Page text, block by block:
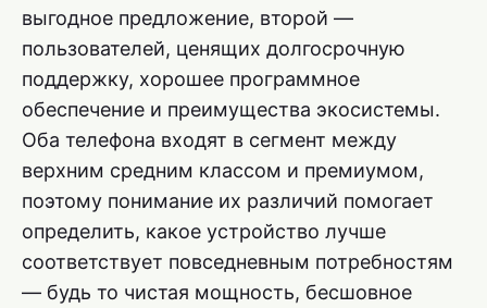
выгодное предложение, второй —
пользователей, ценящих долгосрочную
поддержку, хорошее программное
обеспечение и преимущества экосистемы.
Оба телефона входят в сегмент между
верхним средним классом и премиумом,
поэтому понимание их различий помогает
определить, какое устройство лучше
соответствует повседневным потребностям
— будь то чистая мощность, бесшовное